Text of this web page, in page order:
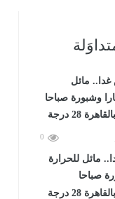
0
مائل للحرارة
صباحا
28 درجة